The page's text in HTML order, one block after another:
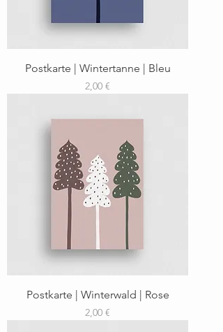
Postkarte | Wintertanne | Bleu
Preis
2,00 €
Postkarte | Winterwald | Rose
Preis
2,00 €